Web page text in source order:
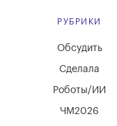
РУБРИКИ
Обсудить
Сделала
Роботы/ИИ
ЧМ2026